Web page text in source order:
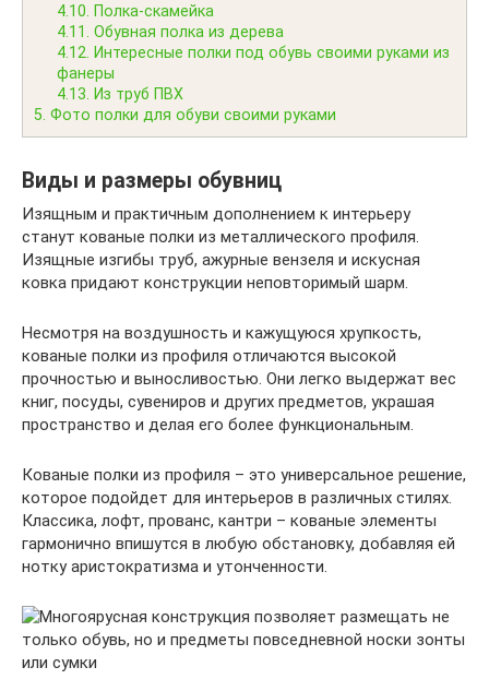
4.10.
Полка-скамейка
4.11.
Обувная полка из дерева
4.12.
Интересные полки под обувь своими руками из
фанеры
4.13.
Из труб ПВХ
5. Фото полки для обуви своими руками
Виды и размеры обувниц
Изящным и практичным дополнением к интерьеру
станут кованые полки из металлического профиля.
Изящные изгибы труб, ажурные вензеля и искусная
ковка придают конструкции неповторимый шарм.
Несмотря на воздушность и кажущуюся хрупкость,
кованые полки из профиля отличаются высокой
прочностью и выносливостью. Они легко выдержат вес
книг, посуды, сувениров и других предметов, украшая
пространство и делая его более функциональным.
Кованые полки из профиля – это универсальное решение,
которое подойдет для интерьеров в различных стилях.
Классика, лофт, прованс, кантри – кованые элементы
гармонично впишутся в любую обстановку, добавляя ей
нотку аристократизма и утонченности.